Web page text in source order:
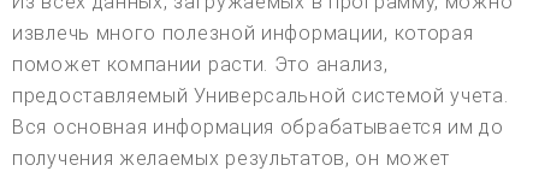
извлечь много полезной информации, которая
поможет компании расти. Это анализ,
предоставляемый Универсальной системой учета.
Вся основная информация обрабатывается им до
получения желаемых результатов, он может